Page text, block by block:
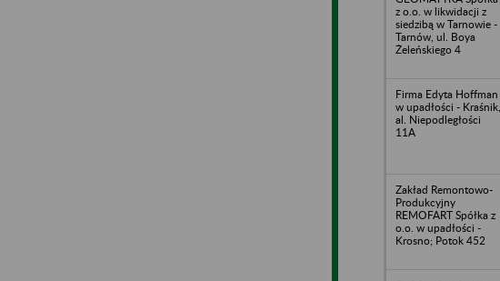
z o.o. w likwidacji z
siedzibą w Tarnowie -
Tarnów, ul. Boya
Żeleńskiego 4
Firma Edyta Hoffman
w upadłości - Kraśnik,
al. Niepodległości
11A
Zakład Remontowo-
Produkcyjny
REMOFART Spółka z
o.o. w upadłości -
Krosno; Potok 452